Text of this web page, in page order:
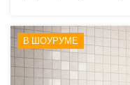
В ШОУРУМЕ